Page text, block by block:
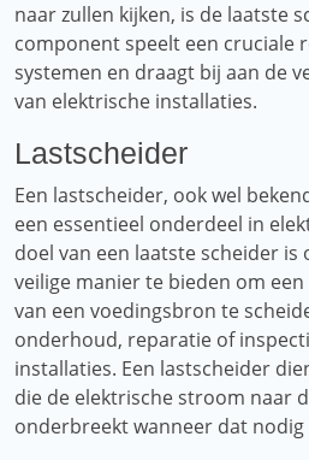
naar zullen kijken, is de laatste
component speelt een cruciale
systemen en draagt ​​bij aan de
van elektrische installaties.
Lastscheider
Een lastscheider, ook wel
een essentieel onderdeel in
doel van een laatste scheider is
veilige manier te bieden om
van een voedingsbron te
onderhoud, reparatie of
installaties. Een lastscheider
die de elektrische stroom naar
onderbreekt wanneer dat nodig